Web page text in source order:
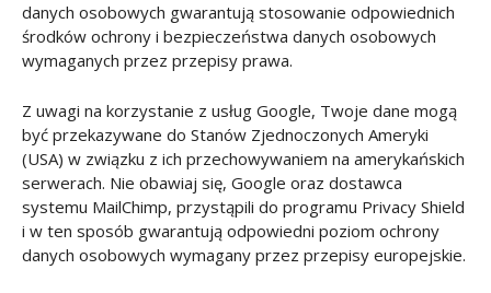
danych osobowych gwarantują stosowanie odpowiednich
środków ochrony i bezpieczeństwa danych osobowych
wymaganych przez przepisy prawa.
Z uwagi na korzystanie z usług Google, Twoje dane mogą
być przekazywane do Stanów Zjednoczonych Ameryki
(USA) w związku z ich przechowywaniem na amerykańskich
serwerach. Nie obawiaj się, Google oraz dostawca
systemu MailChimp, przystąpili do programu Privacy Shield
i w ten sposób gwarantują odpowiedni poziom ochrony
danych osobowych wymagany przez przepisy europejskie.